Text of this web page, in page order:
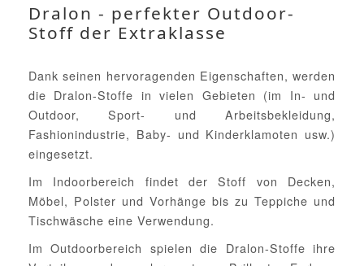
Dralon - perfekter Outdoor-
Stoff der Extraklasse
Dank seinen hervoragenden Eigenschaften, werden
die Dralon-Stoffe in vielen Gebieten (im In- und
Outdoor, Sport- und Arbeitsbekleidung,
Fashionindustrie, Baby- und Kinderklamoten usw.)
eingesetzt.
Im Indoorbereich findet der Stoff von Decken,
Möbel, Polster und Vorhänge bis zu Teppiche und
Tischwäsche eine Verwendung.
Im Outdoorbereich spielen die Dralon-Stoffe ihre